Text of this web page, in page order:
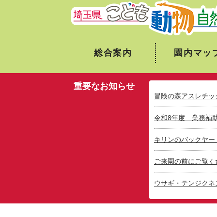
総合案内 園内マッ
重要なお知らせ
冒険の森アスレチ
令和8年度 業務補
キリンのバックヤ
ご来園の前にご覧く
ウサギ・テンジク